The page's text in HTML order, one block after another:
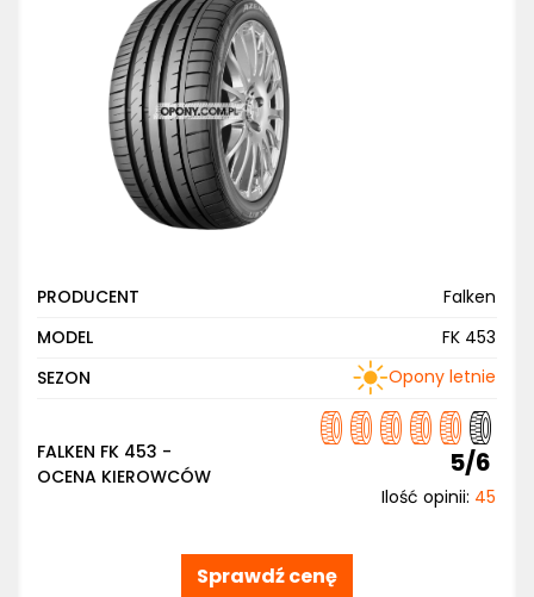
PRODUCENT
Falken
MODEL
FK 453
SEZON
Opony letnie
FALKEN FK 453 -
OCENA KIEROWCÓW
5/6
Ilość opinii: 45
Sprawdź cenę